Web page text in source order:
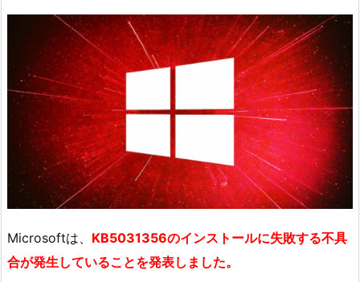
Microsoftは、 KB5031356のインストールに失敗する不具
合が発生していることを発表しました。